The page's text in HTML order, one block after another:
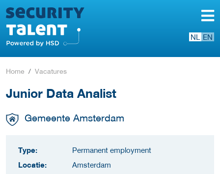
NL EN
Home Vacatures
Junior Data Analist
Gemeente Amsterdam
Type:
Permanent employment
Locatie:
Amsterdam